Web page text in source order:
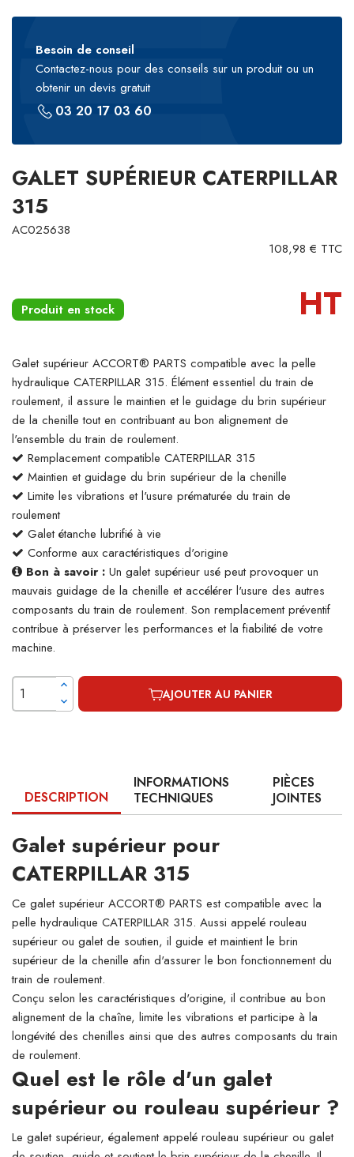
Besoin de conseil
Contactez-nous pour des conseils sur un produit ou un
obtenir un devis gratuit
03 20 17 03 60
GALET SUPÉRIEUR CATERPILLAR
315
AC025638
108,98 € TTC
Produit en stock HT
Galet supérieur ACCORT® PARTS compatible avec la pelle
hydraulique CATERPILLAR 315. Élément essentiel du train de
roulement, il assure le maintien et le guidage du brin supérieur
de la chenille tout en contribuant au bon alignement de
l'ensemble du train de roulement.
Remplacement compatible CATERPILLAR 315
Maintien et guidage du brin supérieur de la chenille
Limite les vibrations et l'usure prématurée du train de
roulement
Galet étanche lubrifié à vie
Conforme aux caractéristiques d'origine
Bon à savoir : Un galet supérieur usé peut provoquer un
mauvais guidage de la chenille et accélérer l'usure des autres
composants du train de roulement. Son remplacement préventif
contribue à préserver les performances et la fiabilité de votre
machine.
AJOUTER AU PANIER
DESCRIPTION
INFORMATIONS
TECHNIQUES
PIÈCES
JOINTES
Galet supérieur pour
CATERPILLAR 315
Ce galet supérieur ACCORT® PARTS est compatible avec la
pelle hydraulique CATERPILLAR 315. Aussi appelé rouleau
supérieur ou galet de soutien, il guide et maintient le brin
supérieur de la chenille afin d'assurer le bon fonctionnement du
train de roulement.
Conçu selon les caractéristiques d'origine, il contribue au bon
alignement de la chaîne, limite les vibrations et participe à la
longévité des chenilles ainsi que des autres composants du train
de roulement.
Quel est le rôle d'un galet
supérieur ou rouleau supérieur ?
Le galet supérieur, également appelé rouleau supérieur ou galet